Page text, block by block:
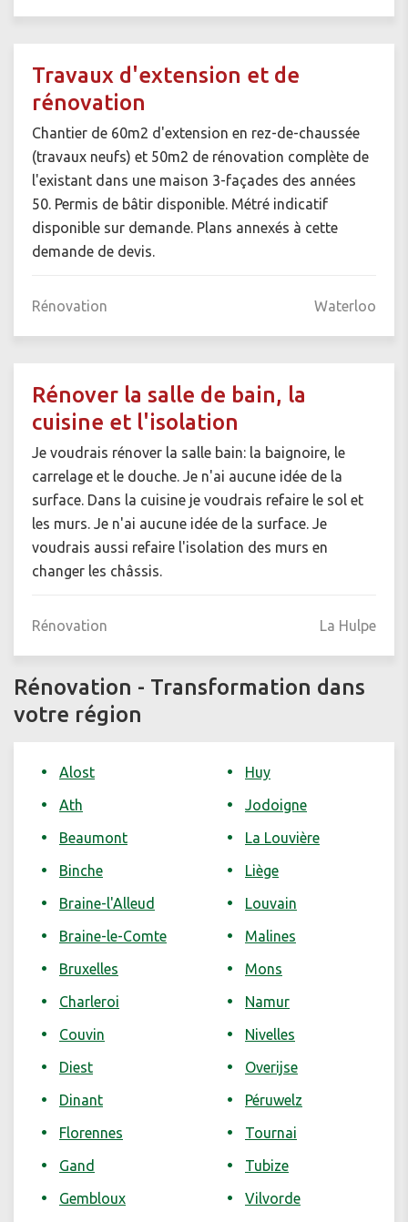
Travaux d'extension et de
rénovation
Chantier de 60m2 d'extension en rez-de-chaussée
(travaux neufs) et 50m2 de rénovation complète de
l'existant dans une maison 3-façades des années
50. Permis de bâtir disponible. Métré indicatif
disponible sur demande. Plans annexés à cette
demande de devis.
Rénovation Waterloo
Rénover la salle de bain, la
cuisine et l'isolation
Je voudrais rénover la salle bain: la baignoire, le
carrelage et le douche. Je n'ai aucune idée de la
surface. Dans la cuisine je voudrais refaire le sol et
les murs. Je n'ai aucune idée de la surface. Je
voudrais aussi refaire l'isolation des murs en
changer les châssis.
Rénovation La Hulpe
Rénovation - Transformation dans
votre région
Alost
Ath
Beaumont
Binche
Braine-l'Alleud
Braine-le-Comte
Bruxelles
Charleroi
Couvin
Diest
Dinant
Florennes
Gand
Gembloux
Huy
Jodoigne
La Louvière
Liège
Louvain
Malines
Mons
Namur
Nivelles
Overijse
Péruwelz
Tournai
Tubize
Vilvorde